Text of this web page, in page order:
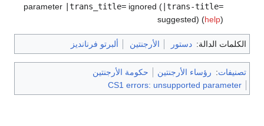
parameter
|trans_title= ignored ( |trans-title=
suggested) (help)
الكلمات الدالة: دستور الأرجنتين ألبرتو فرنانديز
تصنيفات: رؤساء الأرجنتين
حكومة الأرجنتين
CS1 errors: unsupported parameter